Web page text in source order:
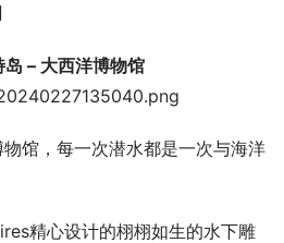
岛 – 大西洋博物馆
馆，每一次潜水都是一次与海洋
精心设计的栩栩如生的水下雕